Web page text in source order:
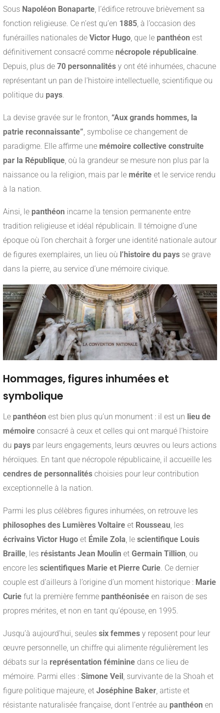
Sous Napoléon Bonaparte , l’édifice retrouve brièvement sa
fonction religieuse. Ce n’est qu’en 1885 , à l’occasion des
funérailles nationales de Victor Hugo , que le panthéon est
définitivement consacré comme nécropole républicaine
Depuis, plus de 70 personnalités y ont été inhumées, chacune
représentant un pan de l’histoire intellectuelle, scientifique ou
politique du pays
La devise gravée sur le fronton, “Aux grands hommes, la
patrie reconnaissante” , symbolise ce changement de
paradigme. Elle affirme une mémoire collective construite
par la République , où la grandeur se mesure non plus par la
naissance ou la religion, mais par le mérite et le service rendu
à la nation.
Ainsi, le panthéon incarne la tension permanente entre
tradition religieuse et idéal républicain. Il témoigne d’une
époque où l’on cherchait à forger une identité nationale autour
de figures exemplaires, un lieu où l’histoire du pays se grave
dans la pierre, au service d’une mémoire civique.
Hommages, figures inhumées et
symbolique
Le panthéon est bien plus qu’un monument : il est un lieu de
mémoire consacré à ceux et celles qui ont marqué l’histoire
du pays par leurs engagements, leurs œuvres ou leurs actions
héroïques. En tant que nécropole républicaine, il accueille les
cendres de personnalités choisies pour leur contribution
exceptionnelle à la nation.
Parmi les plus célèbres figures inhumées, on retrouve les
philosophes des Lumières Voltaire et Rousseau, les
écrivains Victor Hugo et Émile Zola, le scientifique Louis
Braille, les résistants Jean Moulin et Germain Tillion, ou
encore les scientifiques Marie et Pierre Curie. Ce dernier
couple est d’ailleurs à l’origine d’un moment historique : Marie
Curie fut la première femme panthéonisée en raison de ses
propres mérites, et non en tant qu’épouse, en 1995.
Jusqu’à aujourd’hui, seules six femmes y reposent pour leur
œuvre personnelle, un chiffre qui alimente régulièrement les
débats sur la représentation féminine dans ce lieu de
mémoire. Parmi elles : Simone Veil, survivante de la Shoah et
figure politique majeure, et Joséphine Baker, artiste et
résistante naturalisée française, dont l’entrée au panthéon en